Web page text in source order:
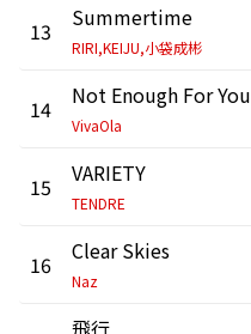
13 Summertime
RIRI,KEIJU,小袋成彬
14 Not Enough For You
VivaOla
15 VARIETY
TENDRE
16 Clear Skies
Naz
飛行